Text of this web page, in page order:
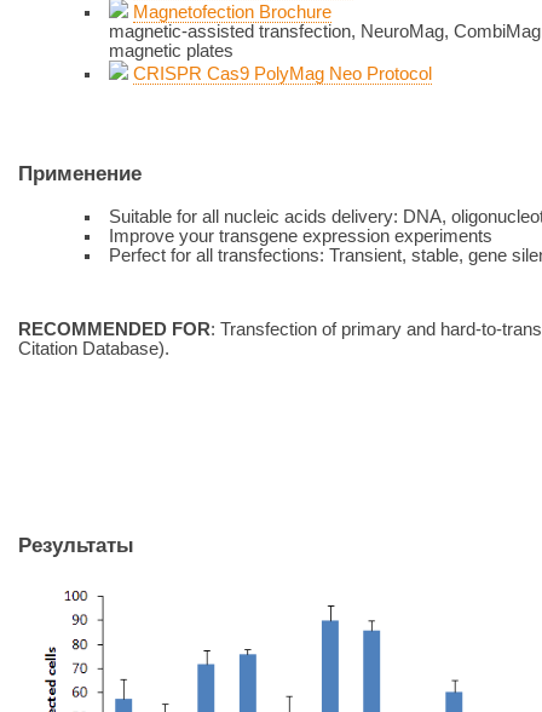
Magnetofection Brochure
magnetic-assisted transfection, NeuroMag,
magnetic plates
CRISPR Cas9 PolyMag Neo Protocol
Применение
Suitable for all nucleic acids delivery: DNA,
Improve your transgene expression experiments
Perfect for all transfections: Transient, stable, gene
RECOMMENDED FOR: Transfection of primary and hard-to-
Citation Database).
Результаты